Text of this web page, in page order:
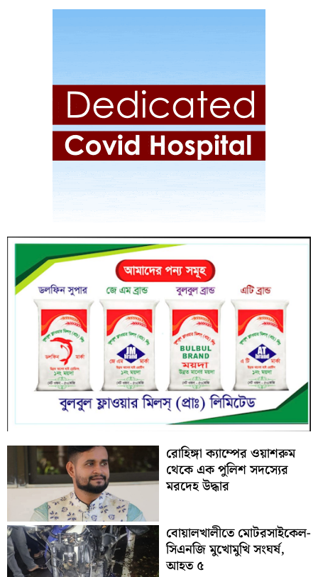
রোহিঙ্গা ক্যাম্পের ওয়াশরুম
থেকে এক পুলিশ সদস্যের
মরদেহ উদ্ধার
বোয়ালখালীতে মোটরসাইকেল-
সিএনজি মুখোমুখি সংঘর্ষ,
আহত ৫